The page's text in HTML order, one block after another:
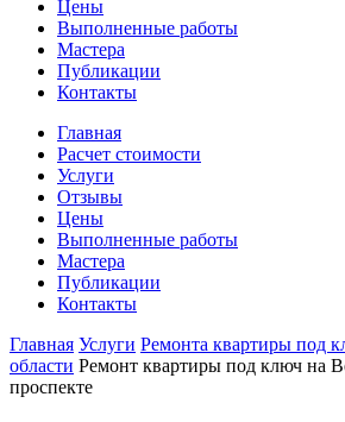
Цены
Выполненные работы
Мастера
Публикации
Контакты
Главная
Расчет стоимости
Услуги
Отзывы
Цены
Выполненные работы
Мастера
Публикации
Контакты
Главная Услуги Ремонта квартиры под
области Ремонт квартиры под ключ на
проспекте